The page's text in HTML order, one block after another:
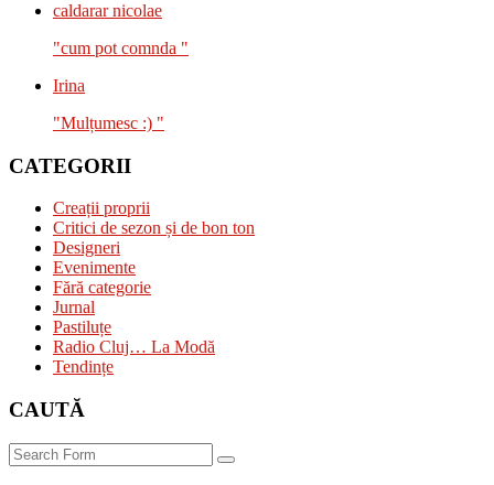
caldarar nicolae
"cum pot comnda "
Irina
"Mulțumesc :) "
CATEGORII
Creații proprii
Critici de sezon și de bon ton
Designeri
Evenimente
Fără categorie
Jurnal
Pastiluțe
Radio Cluj… La Modă
Tendințe
CAUTĂ
Search